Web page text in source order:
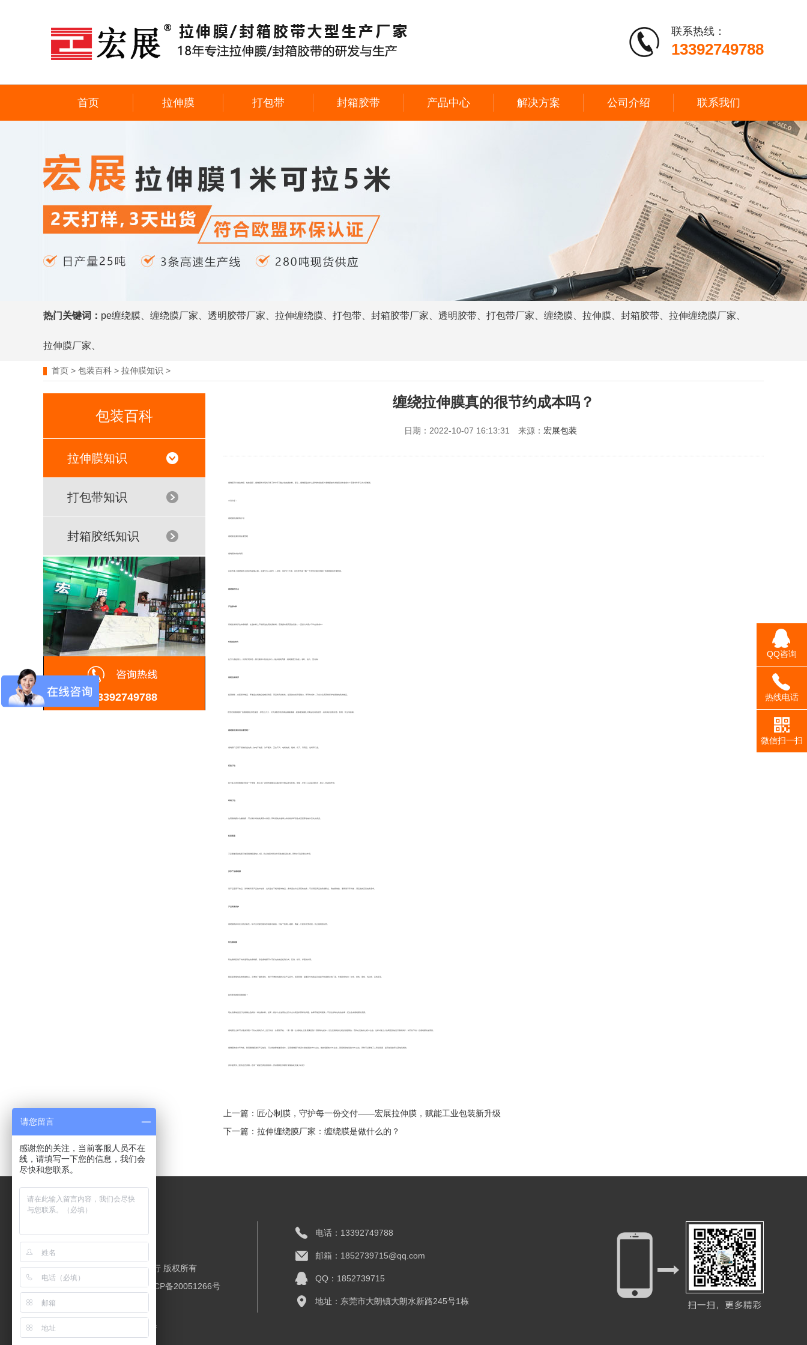
联系热线：
13392749788
首页 拉伸膜 打包带 封箱胶带 产品中心 解决方案 公司介绍 联系我们
热门关键词： pe缠绕膜 缠绕膜厂家 透明胶带厂家 拉伸缠绕膜 打包带 封箱胶带厂家 透明胶带 打包带厂家 缠绕膜 拉伸膜 封箱胶带 拉伸缠绕膜厂家
拉伸膜厂家
首页 > 包装百科 > 拉伸膜知识 >
包装百科
拉伸膜知识
打包带知识
封箱胶纸知识
13392749788
缠绕拉伸膜真的很节约成本吗？
日期：2022-10-07 16:13:31 来源： 宏展包装
缠绕膜又叫做拉伸膜、热收缩膜，缠绕膜作为现代日常工作中不可缺少的包装材料。那么，缠绕膜是由什么原料构成的呢？缠绕膜如何才能更好的省成本？宏展非常开心为大家解答。
今日分享：
缠绕膜的原材料介绍
缠绕膜的有效利用
目前市面上缠绕膜的主要原料是聚乙烯，主要分为LLDPE、LDPE、HDPE三大类。首先带大家了解一下东莞宏展拉伸膜厂的缠绕膜的专属性能。
缠绕膜的优点
严选原材料
高韧性耐刺穿拉伸缠绕膜，在选材料上严格筛选使用的原材料，宏展拥有着完善的设备，一直努力为客户节约包装成本！
5倍的拉伸力
拉升力度超强大，比同行同米数，我们拥有5倍的拉伸力，能多缠绕几圈，缠绕紧密又快速，省时、省力、更省钱!
高韧性耐刺穿
超强韧性，全面保护物品，即使是尖锐物品也难以刺穿。而且有高自粘性，超强的自粘回缩能力，既节约成本，又全方位无死角保护包装被包装的物品。
东莞宏展缠绕膜厂的缠绕膜拉伸性能强，弹性拉力大，对大多数形状的商品都能裹紧，能够避免捆扎对商品造成的损伤，具有良好的防松散、防雨、防尘等效果。
缠绕膜主要应用在哪里呢？
缠绕膜广泛用于货物托盘包装，如电子电器、汽车配件、五金工具、电线电缆、建材、化工、日用品、造纸等行业。
托盘打包
将卡板上的货物缠好形成一个整体，防止在厂内周转或物流运输过程中物品发生松散，倒塌，变形；以及起到防水，防尘，防盗的作用。
纸箱打包
使用缠绕膜作为捆箱膜，可以保护纸箱免受雨水淋湿，同时避免快递暴力将纸箱摔坏后造成里面零散物件丢失的情况。
机器遮盖
异形产品缠绕膜
该产品适用于食品、消毒餐具等产品的外包装，尤其是在不规则形体物品，多角度全方位无死角包装，可以满足商品的防潮防尘、防触摸偷换、透明展示等功能，满足您的完美包装需求。
产品表面保护
缠绕膜因具有良好的自粘性，却不会对被包物体形成胶水残留。可贴于玻璃，建材，陶瓷，门窗等光滑表面，防止被利器划伤。
彩色缠绕膜
彩色缠绕区别于传统透明色的缠绕膜、彩色缠绕膜可对于打包的物品起到分类、区别、标识、保密的作用。
既保留常规包装的性能特点，又增加了颜色变化，有利于增加包装档次及产品区分。适用范围：需要区分包装标识或提升包装档次的厂家。常规彩色包含：红色、绿色、黑色、乳白色、蓝色等等。
如何更有效利用缠绕膜？
现在很多物品进行包装都会选择的一种包装材料。然而，很多人在使用的过程中会出现这样那样的问题。如果不能及时避免，不仅会影响包装的效果，还会造成缠绕膜的浪费。
缠绕膜怎么样可以避免浪费？可以在缠绕方式上进行优化，从底部开始，一圈一圈一点,缠绕在上面,需要把整个顶部都包起来，但注意缠绕的过程必须是紧的，否则在运输的过程中会散。这样对最上方的两层货物进行缠绕保护，就可以节省一些缠绕膜的使用量。
缠绕膜的成本节约性。利用缠绕膜进行产品包装，可以有效降低使用成本，采用缠绕膜只有原木箱包装的15%左右，热收缩膜的35%左右，普通纸箱包装的50%左右。同时可以降低工人劳动强度，提高包装效率以及包装档次。
原来是因为上面的这些原因，还有一就是它真的很省钱，所以缠绕拉伸膜才能够如此的受人欢迎！
上一篇： 匠心制膜，守护每一份交付——宏展拉伸膜，赋能工业包装新升级
下一篇： 拉伸缠绕膜厂家：缠绕膜是做什么的？
东莞市大朗特耐斯特包装贸易行 版权所有
邮编：523000
备案号：粤ICP备20051266号
技术支持：
电话：13392749788
邮箱：1852739715@qq.com
QQ：1852739715
地址：东莞市大朗镇大朗水新路245号1栋
友情链接： 磁粉制动器
QQ咨询
热线电话
微信扫一扫
请您留言
感谢您的关注，当前客服人员不在
线，请填写一下您的信息，我们会
尽快和您联系。